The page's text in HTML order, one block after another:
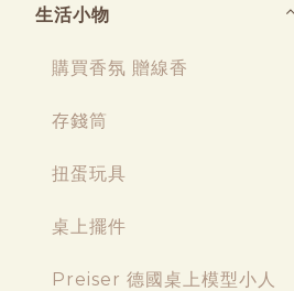
生活小物
購買香氛 贈線香
存錢筒
扭蛋玩具
桌上擺件
Preiser 德國桌上模型小人